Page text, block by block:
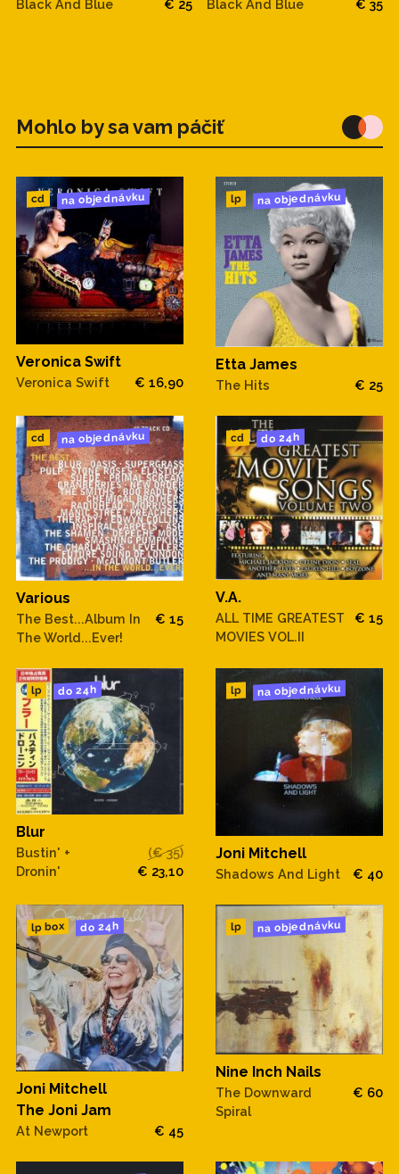
Black And Blue € 25 Black And Blue € 35
Mohlo by sa vam páčiť
cd na objednávku
Veronica Swift
Veronica Swift € 16,90
lp na objednávku
Etta James
The Hits € 25
cd na objednávku
Various
The Best...Album In
The World...Ever!
€ 15
cd do 24h
V.A.
ALL TIME GREATEST
MOVIES VOL.II
€ 15
lp do 24h
Blur
Bustin' +
Dronin'
(€ 35)
€ 23,10
lp na objednávku
Joni Mitchell
Shadows And Light € 40
lp box do 24h
Joni Mitchell
The Joni Jam
At Newport € 45
lp na objednávku
Nine Inch Nails
The Downward
Spiral
€ 60